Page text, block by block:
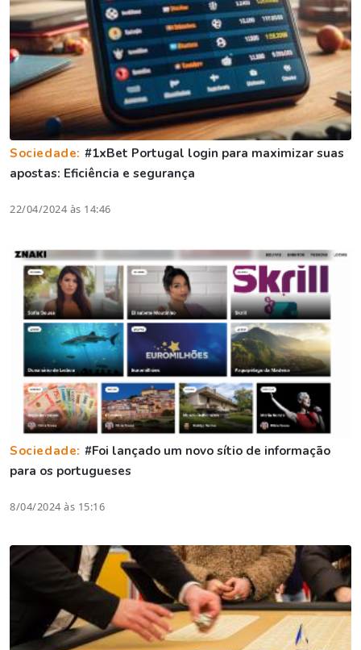
Sociedade: #1xBet Portugal login para maximizar suas
apostas: Eficiência e segurança
22/04/2024 às 14:46
Sociedade: #Foi lançado um novo sítio de informação
para os portugueses
8/04/2024 às 15:16